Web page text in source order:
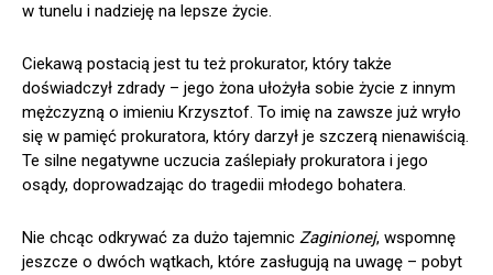
w tunelu i nadzieję na lepsze życie.
Ciekawą postacią jest tu też prokurator, który także
doświadczył zdrady – jego żona ułożyła sobie życie z innym
mężczyzną o imieniu Krzysztof. To imię na zawsze już wryło
się w pamięć prokuratora, który darzył je szczerą nienawiścią.
Te silne negatywne uczucia zaślepiały prokuratora i jego
osądy, doprowadzając do tragedii młodego bohatera.
Nie chcąc odkrywać za dużo tajemnic Zaginionej, wspomnę
jeszcze o dwóch wątkach, które zasługują na uwagę – pobyt